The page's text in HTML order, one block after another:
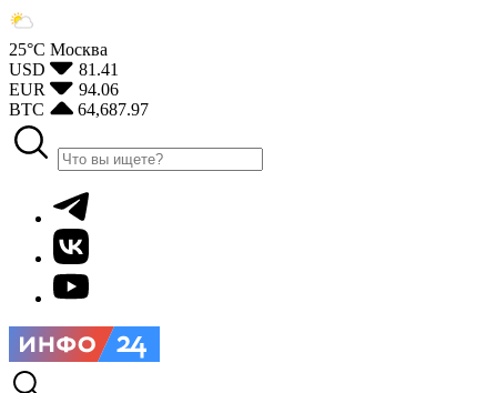
25°С Москва
USD
81.41
EUR
94.06
BTC
64,687.97